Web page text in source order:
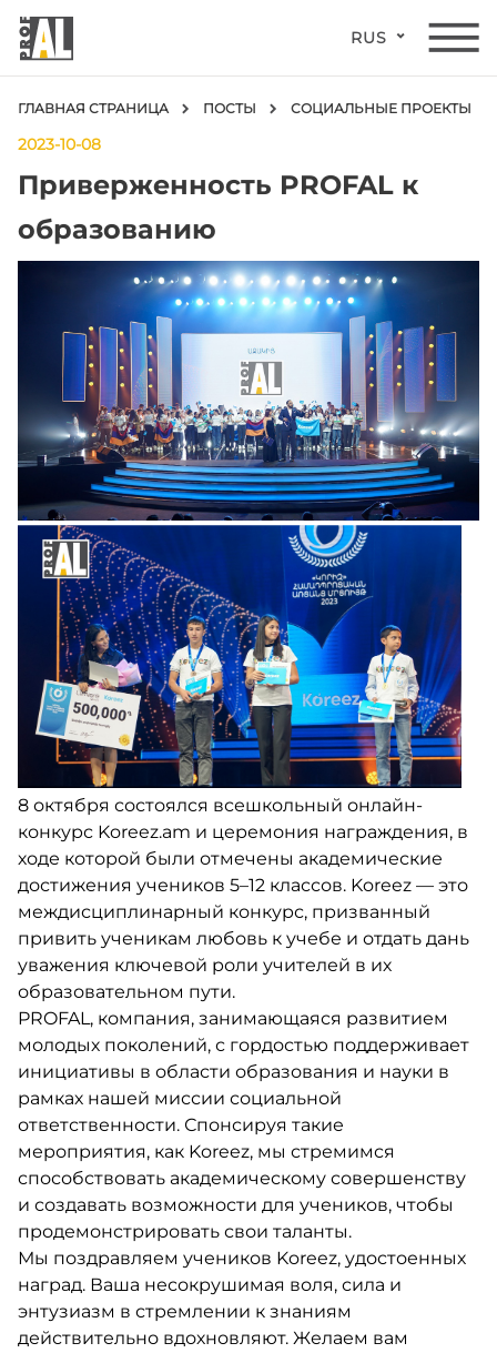
RUS
ОКНА
СТЕКЛЯННЫЕ
КОНСТРУКЦИИ
ФАСАДЫ
ДРУГИЕ
ПРОДУКТЫ
МЕБЕЛЬ
ПРОЕКТЫ
ГЛАВНАЯ СТРАНИЦА ПОСТЫ СОЦИАЛЬНЫЕ ПРОЕКТЫ
2023-10-08
Приверженность PROFAL к
образованию
8 октября состоялся всешкольный онлайн-
конкурс Koreez.am и церемония награждения, в
ходе которой были отмечены академические
достижения учеников 5–12 классов. Koreez — это
междисциплинарный конкурс, призванный
привить ученикам любовь к учебе и отдать дань
уважения ключевой роли учителей в их
образовательном пути.
PROFAL, компания, занимающаяся развитием
молодых поколений, с гордостью поддерживает
инициативы в области образования и науки в
рамках нашей миссии социальной
ответственности. Спонсируя такие
мероприятия, как Koreez, мы стремимся
способствовать академическому совершенству
и создавать возможности для учеников, чтобы
продемонстрировать свои таланты.
Мы поздравляем учеников Koreez, удостоенных
наград. Ваша несокрушимая воля, сила и
энтузиазм в стремлении к знаниям
действительно вдохновляют. Желаем вам